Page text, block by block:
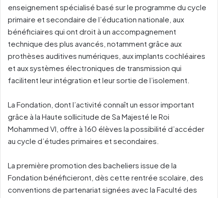
enseignement spécialisé basé sur le programme du cycle
primaire et secondaire de l’éducation nationale, aux
bénéficiaires qui ont droit à un accompagnement
technique des plus avancés, notamment grâce aux
prothèses auditives numériques, aux implants cochléaires
et aux systèmes électroniques de transmission qui
facilitent leur intégration et leur sortie de l’isolement.
La Fondation, dont l’activité connaît un essor important
grâce à la Haute sollicitude de Sa Majesté le Roi
Mohammed VI, offre à 160 élèves la possibilité d’accéder
au cycle d’études primaires et secondaires.
La première promotion des bacheliers issue de la
Fondation bénéficieront, dès cette rentrée scolaire, des
conventions de partenariat signées avec la Faculté des